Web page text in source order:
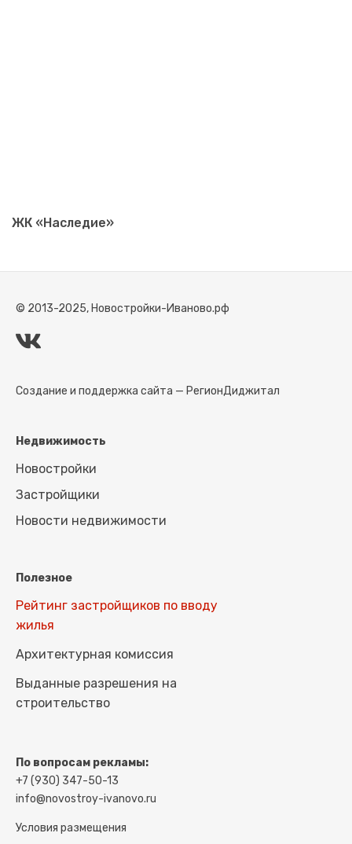
ЖК «Наследие»
© 2013-2025, Новостройки-Иваново.рф
Создание и поддержка сайта — РегионДиджитал
Недвижимость
Новостройки
Застройщики
Новости недвижимости
Полезное
Рейтинг застройщиков по вводу
жилья
Архитектурная комиссия
Выданные разрешения на
строительство
По вопросам рекламы:
+7 (930) 347-50-13
info@novostroy-ivanovo.ru
Условия размещения